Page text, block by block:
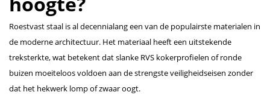
Roestvast staal is al decennialang een van de populairste materialen in
de moderne architectuur. Het materiaal heeft een uitstekende
treksterkte, wat betekent dat slanke RVS kokerprofielen of ronde
buizen moeiteloos voldoen aan de strengste veiligheidseisen zonder
dat het hekwerk lomp of zwaar oogt.